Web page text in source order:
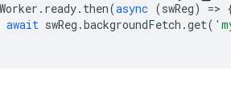
. ready. then(async (swReg) =>
await swReg .backgroundFetch .get(